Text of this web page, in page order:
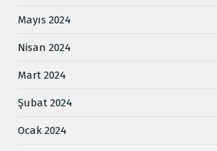
Mayıs 2024
Nisan 2024
Mart 2024
Şubat 2024
Ocak 2024